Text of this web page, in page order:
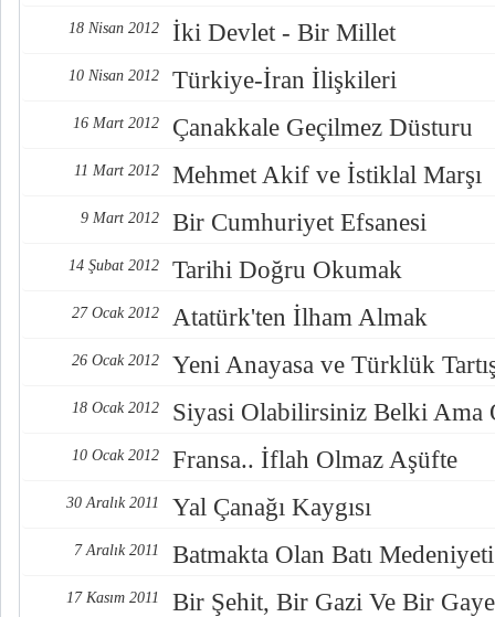
18 Nisan 2012 İki Devlet - Bir Millet
10 Nisan 2012 Türkiye-İran İlişkileri
16 Mart 2012 Çanakkale Geçilmez Düsturu
11 Mart 2012 Mehmet Akif ve İstiklal Marşı
9 Mart 2012 Bir Cumhuriyet Efsanesi
14 Şubat 2012 Tarihi Doğru Okumak
27 Ocak 2012 Atatürk'ten İlham Almak
26 Ocak 2012 Yeni Anayasa ve Türklük
18 Ocak 2012 Siyasi Olabilirsiniz Belki Ama
10 Ocak 2012 Fransa.. İflah Olmaz Aşüfte
30 Aralık 2011 Yal Çanağı Kaygısı
7 Aralık 2011 Batmakta Olan Batı
17 Kasım 2011 Bir Şehit, Bir Gazi Ve Bir